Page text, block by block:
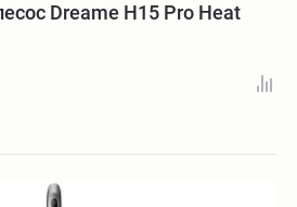
Dreame H15 Pro Heat